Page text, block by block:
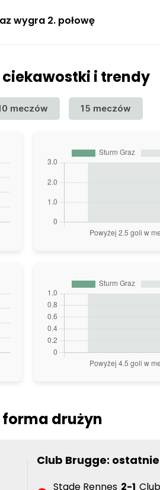
wygra 2. połowę
ciekawostki i trendy
meczów 15 meczów
forma drużyn
Club Brugge:
Stade Rennes 2-1